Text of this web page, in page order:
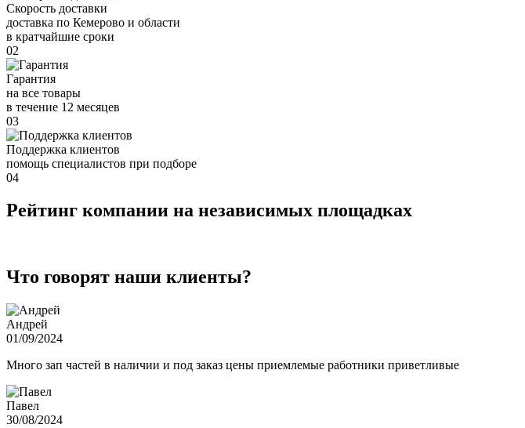
Скорость доставки
доставка по Кемерово и области
в кратчайшие сроки
02
Гарантия
на все товары
в течение 12 месяцев
03
Поддержка клиентов
помощь специалистов при подборе
04
Рейтинг компании на независимых площадках
Что говорят наши клиенты?
Андрей
01/09/2024
Много зап частей в наличии и под заказ цены приемлемые работники приветливые
Павел
30/08/2024